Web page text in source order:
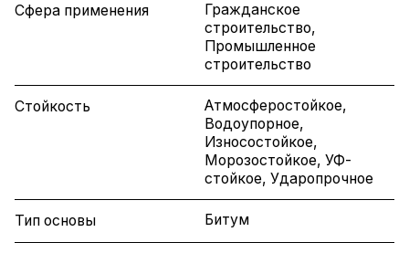
Сфера применения
Гражданское
строительство,
Промышленное
строительство
Стойкость
Атмосферостойкое,
Водоупорное,
Износостойкое,
Морозостойкое, УФ-
стойкое, Ударопрочное
Тип основы Битум